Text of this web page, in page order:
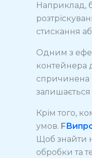
Наприклад,
стискання
Одним з
контейнера
спричинена
Крім того,
умов. F
Щоб знайти
обробки та